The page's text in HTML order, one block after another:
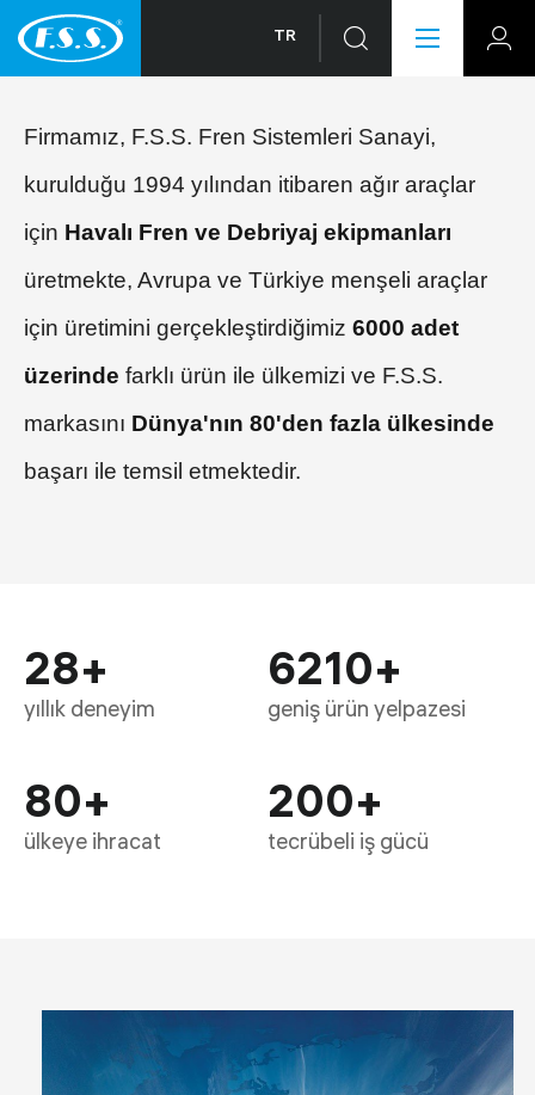
TR
Firmamız, F.S.S. Fren Sistemleri Sanayi,
kurulduğu 1994 yılından itibaren ağır araçlar
için Havalı Fren ve Debriyaj ekipmanları
üretmekte, Avrupa ve Türkiye menşeli araçlar
için üretimini gerçekleştirdiğimiz 6000 adet
üzerinde farklı ürün ile ülkemizi ve F.S.S.
markasını Dünya'nın 80'den fazla ülkesinde
başarı ile temsil etmektedir.
28+
yıllık deneyim
6210+
geniş ürün yelpazesi
80+
ülkeye ihracat
200+
tecrübeli iş gücü